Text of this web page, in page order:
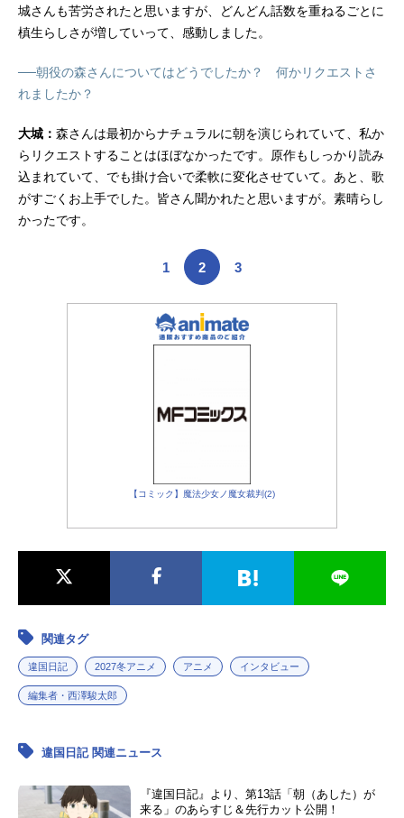
城さんも苦労されたと思いますが、どんどん話数を重ねるごとに
槙生らしさが増していって、感動しました。
──朝役の森さんについてはどうでしたか？ 何かリクエストさ
れましたか？
大城： 森さんは最初からナチュラルに朝を演じられていて、私か
らリクエストすることはほぼなかったです。原作もしっかり読み
込まれていて、でも掛け合いで柔軟に変化させていて。あと、歌
がすごくお上手でした。皆さん聞かれたと思いますが。素晴らし
かったです。
1 2 3
【コミック】魔法少女ノ魔女裁判(2)
関連タグ
違国日記 2027冬アニメ アニメ インタビュー
編集者・西澤駿太郎
違国日記 関連ニュース
『違国日記』より、第13話「朝（あした）が
来る」のあらすじ＆先行カット公開！